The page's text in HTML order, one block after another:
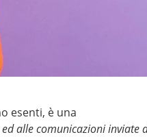
esenti, è una
alle comunicazioni inviate